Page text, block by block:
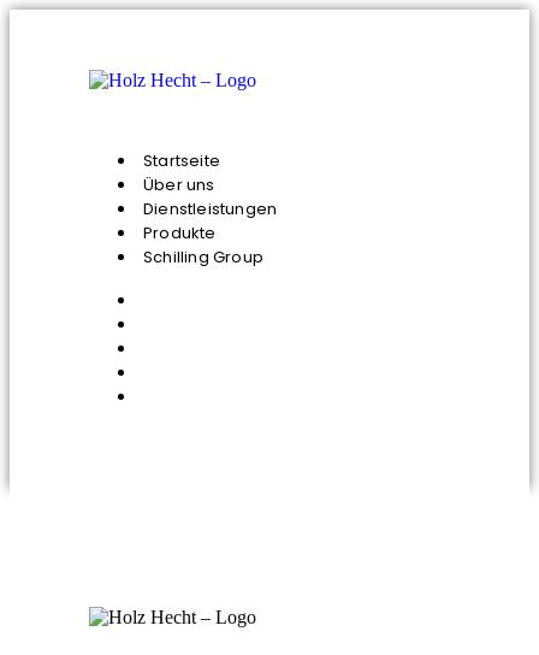
Startseite
Über uns
Dienstleistungen
Produkte
Schilling Group